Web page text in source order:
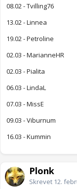
08.02 - Tvilling76
13.02 - Linnea
19.02 - Petroline
02.03 - MarianneHR
02.03 - Pialita
06.03 - LindaL
07.03 - MissE
09.03 - Viburnum
16.03 - Kummin
Plonk
Skrevet 12.